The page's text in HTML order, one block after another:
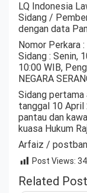
LQ Indonesia
Sidang /
dengan data
Nomor Perkara
Sidang : Senin,
10:00 WIB,
NEGARA
Sidang pertama
tanggal 10 April
pantau dan
kuasa Hukum
Arfaiz /
Post Views:
Related